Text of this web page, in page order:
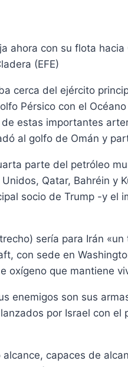
ahora con su flota
(EFE)
cerca del ejército
Pérsico con el
estas importantes
al golfo de Omán y
parte del petróleo
Qatar, Bahréin y
socio de Trump -y el
sería para Irán
con sede en
oxígeno que mantiene
enemigos son sus
por Israel con
capaces de